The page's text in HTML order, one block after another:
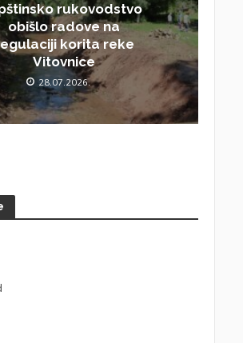
rukovodstvo
obišlo radove na
korita reke
Vitovnice
28.07.2026.